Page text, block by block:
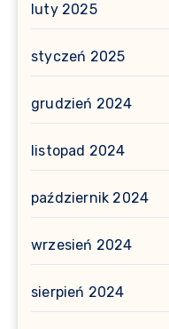
luty 2025
styczeń 2025
grudzień 2024
listopad 2024
październik 2024
wrzesień 2024
sierpień 2024